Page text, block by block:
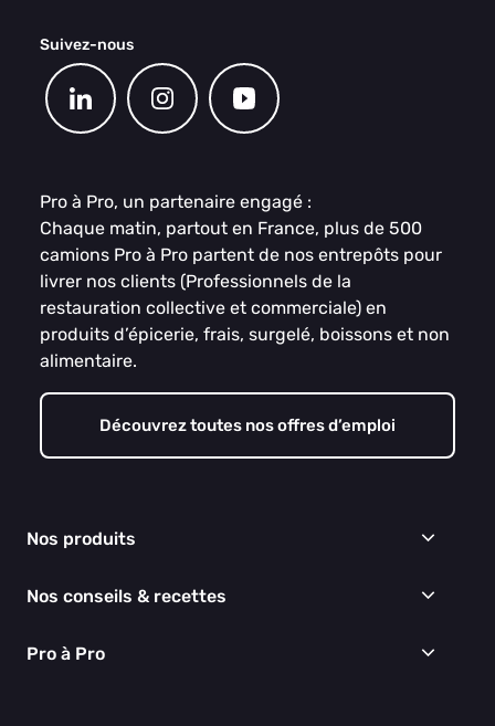
Suivez-nous
Pro à Pro, un partenaire engagé :
Chaque matin, partout en France, plus de 500
camions Pro à Pro partent de nos entrepôts pour
livrer nos clients (Professionnels de la
restauration collective et commerciale) en
produits d’épicerie, frais, surgelé, boissons et non
alimentaire.
Découvrez toutes nos offres d’emploi
Nos produits
Épicerie
Boissons
Nos conseils & recettes
Recettes
Pro à Pro